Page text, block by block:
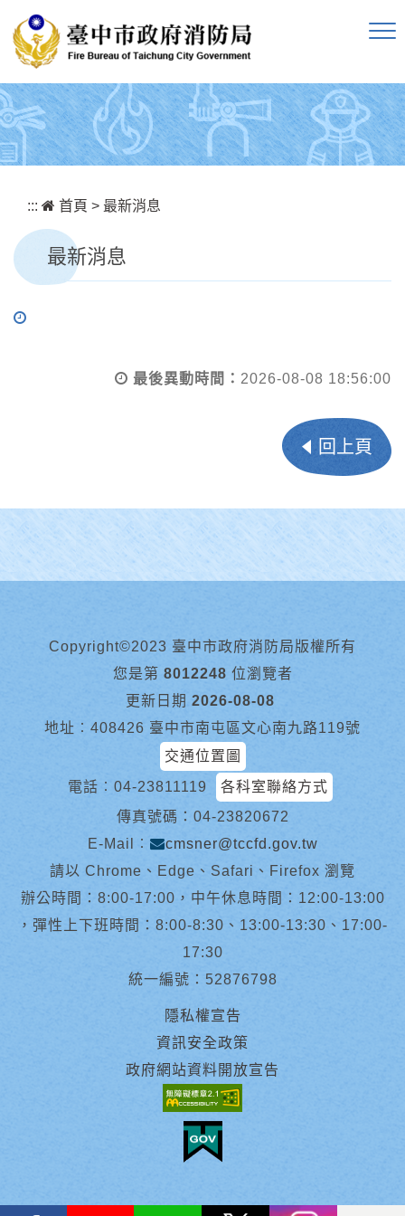
::: 首頁 > 最新消息
最新消息
最後異動時間： 2026-08-08 18:56:00
回上頁
Copyright©2023 臺中市政府消防局版權所有
您是第 8012248 位瀏覽者
更新日期 2026-08-08
地址︰408426 臺中市南屯區文心南九路119號
交通位置圖
電話︰ 04-23811119
各科室聯絡方式
傳真號碼：04-23820672
E-Mail︰
cmsner@tccfd.gov.tw
請以 Chrome、Edge、Safari、Firefox 瀏覽
辦公時間：8:00-17:00，中午休息時間：12:00-13:00
，彈性上下班時間：8:00-8:30、13:00-13:30、17:00-
17:30
統一編號：52876798
隱私權宣告
資訊安全政策
政府網站資料開放宣告